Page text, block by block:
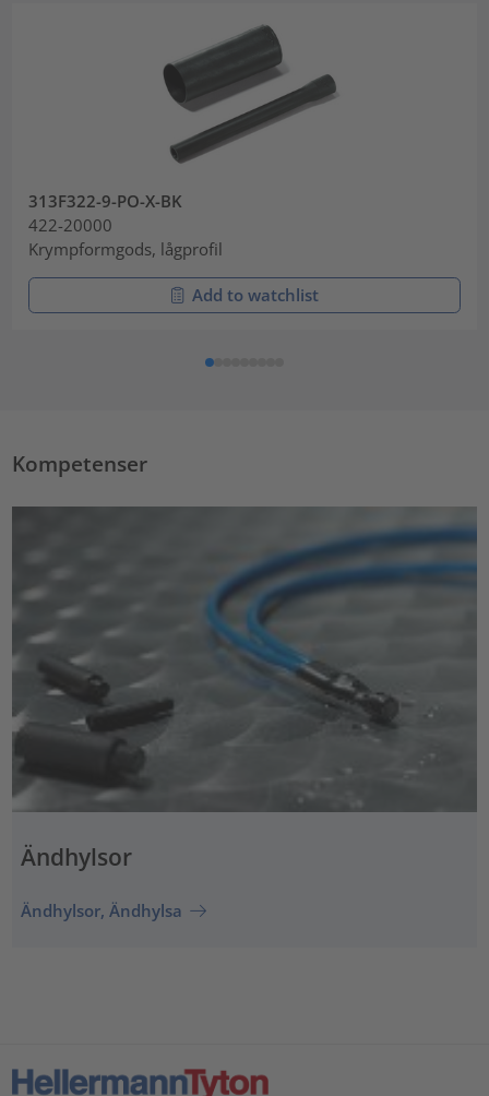
313F322-9-PO-X-BK
422-20000
Krympformgods, lågprofil
Add to watchlist
Kompetenser
Ändhylsor
Ändhylsor, Ändhylsa